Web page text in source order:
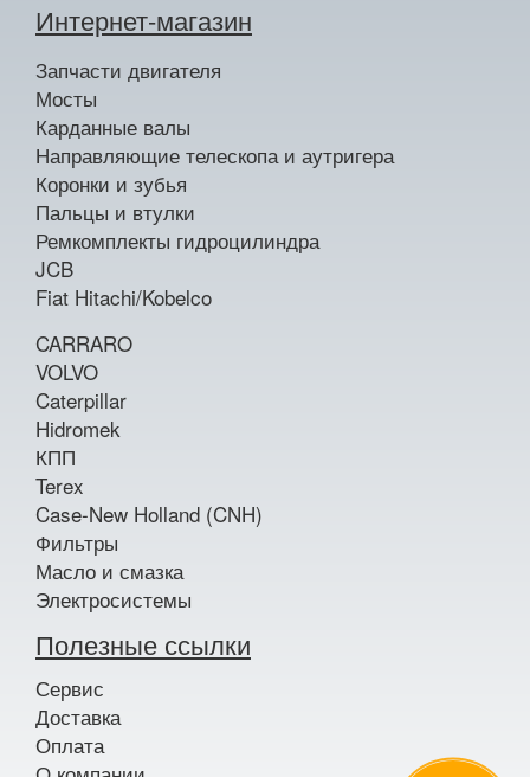
Интернет-магазин
Запчасти двигателя
Мосты
Карданные валы
Направляющие телескопа и аутригера
Коронки и зубья
Пальцы и втулки
Ремкомплекты гидроцилиндра
JCB
Fiat Hitachi/Kobelco
CARRARO
VOLVO
Caterpillar
Hidromek
КПП
Terex
Case-New Holland (CNH)
Фильтры
Масло и смазка
Электросистемы
Полезные ссылки
Сервис
Доставка
Оплата